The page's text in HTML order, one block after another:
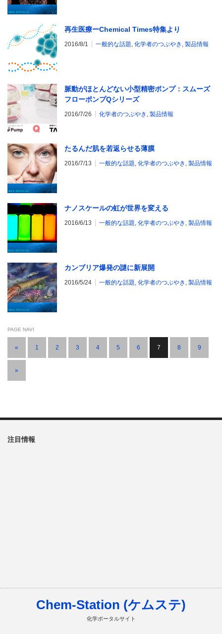
再生医療ーChemical Times特集より
2016/8/1 一般的な話題, 化学者のつぶやき , 製品情報
脈動がほとんどない小型精密ポンプ：スムーズ
フローポンプQシリーズ
2016/7/26 化学者のつぶやき , 製品情報
たるんだ肌を若返らせる薄膜
2016/7/13 一般的な話題, 化学者のつぶやき , 製品情報
ナノスケールの虹が世界を変える
2016/6/13 一般的な話題, 化学者のつぶやき , 製品情報
カンブリア爆発の謎に新展開
2016/5/24 一般的な話題, 化学者のつぶやき , 製品情報
PAGE NAVI
« 1 2 3 4 5 6 7 8 9
»
注目情報
Chem-Station (ケムステ)
化学ポータルサイト